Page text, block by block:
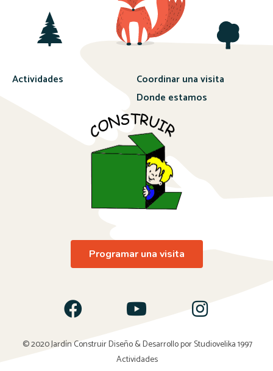
Actividades
Coordinar una visita
Donde estamos
Programar una visita
© 2020 Jardín Construir Diseño & Desarrollo porStudiovelika 1997
Actividades